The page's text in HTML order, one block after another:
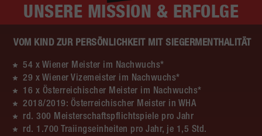
UNSERE MISSION & ERFOLGE
VOM KIND ZUR PERSÖNLICHKEIT MIT SIEGERMENTHALITÄT
54 x Wiener Meister im Nachwuchs*
29 x Wiener Vizemeister im Nachwuchs*
16 x Österreichischer Meister im Nachwuchs*
2018/2019: Österreichischer Meister in WHA
rd. 300 Meisterschaftspflichtspiele pro Jahr
rd. 1.700 Traiingseinheiten pro Jahr, je 1,5 Std.